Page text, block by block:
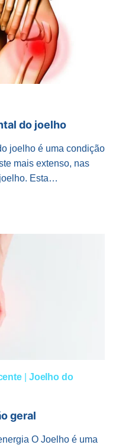
do joelho
joelho é uma condição
mais extenso, nas
Esta…
Joelho do
geral
O Joelho é uma